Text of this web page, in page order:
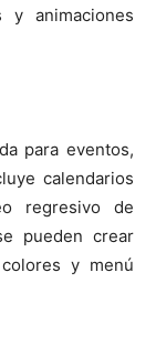
y animaciones
para eventos,
calendarios
regresivo de
pueden crear
y menú